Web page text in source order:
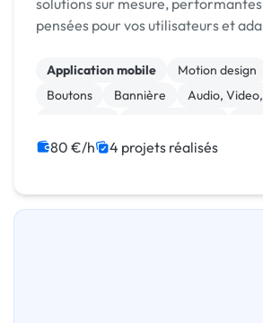
solutions sur mesure,
pensées pour vos utilisateurs et
Application mobile Motion design
Boutons
Bannière
Audio,
Modules et composants
80 €/h 4 projets réalisés